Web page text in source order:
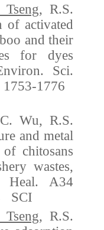
, R.S.
of activated
and their
for dyes
Sci.
1776
Wu, R.S.
and metal
chitosans
wastes,
Heal. A34
SCI
, R.S.